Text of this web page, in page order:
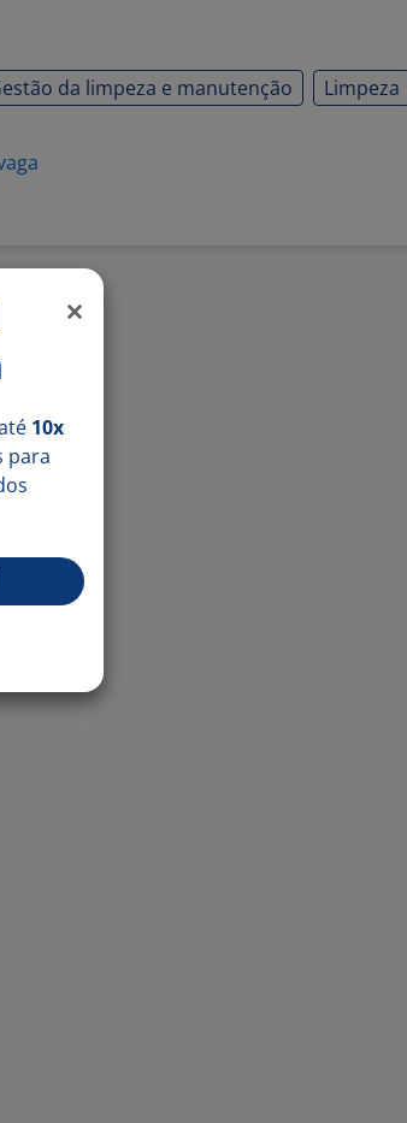
da limpeza e manutenção Limpeza
10x
para